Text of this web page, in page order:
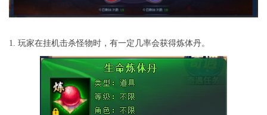
1. 玩家在挂机击杀怪物时，有一定几率会获得炼体丹。